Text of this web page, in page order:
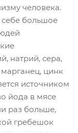
человека.
большое
натрий, сера,
цинк
источником
йода в мясе
раз больше,
гребешок